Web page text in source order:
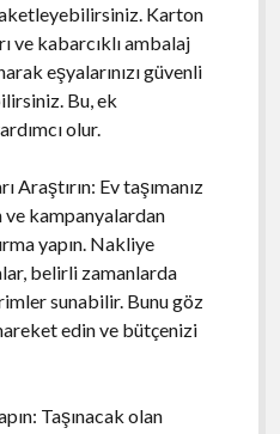
Karton
ve kabarcıklı ambalaj
eşyalarınızı güvenli
Bu, ek
olur.
Araştırın: Ev taşımanız
ve kampanyalardan
yapın. Nakliye
belirli zamanlarda
sunabilir. Bunu göz
edin ve bütçenizi
Taşınacak olan